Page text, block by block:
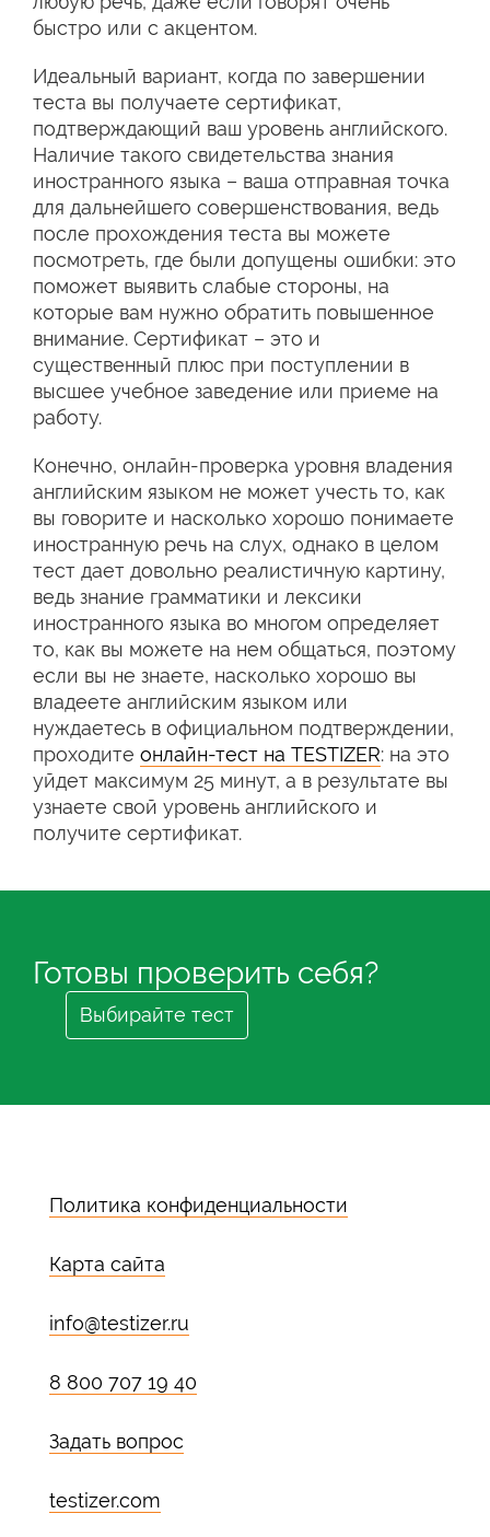
быстро или с акцентом.
Идеальный вариант, когда по завершении
теста вы получаете сертификат,
подтверждающий ваш уровень английского.
Наличие такого свидетельства знания
иностранного языка – ваша отправная точка
для дальнейшего совершенствования, ведь
после прохождения теста вы можете
посмотреть, где были допущены ошибки: это
поможет выявить слабые стороны, на
которые вам нужно обратить повышенное
внимание. Сертификат – это и
существенный плюс при поступлении в
высшее учебное заведение или приеме на
работу.
Конечно, онлайн-проверка уровня владения
английским языком не может учесть то, как
вы говорите и насколько хорошо понимаете
иностранную речь на слух, однако в целом
тест дает довольно реалистичную картину,
ведь знание грамматики и лексики
иностранного языка во многом определяет
то, как вы можете на нем общаться, поэтому
если вы не знаете, насколько хорошо вы
владеете английским языком или
нуждаетесь в официальном подтверждении,
проходите онлайн-тест на TESTIZER: на это
уйдет максимум 25 минут, а в результате вы
узнаете свой уровень английского и
получите сертификат.
Готовы проверить себя?
Выбирайте тест
Политика конфиденциальности
Карта сайта
info@testizer.ru
8 800 707 19 40
Задать вопрос
testizer.com